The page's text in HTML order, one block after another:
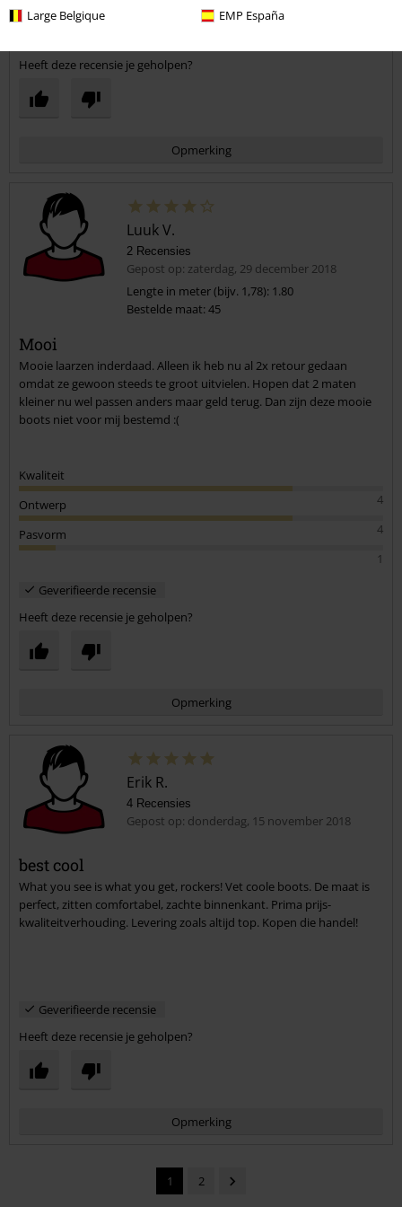
Large Belgique EMP España
Heeft deze recensie je geholpen?
Opmerking
Commentaar versturen
Luuk V.
2 Recensies
Gepost op: zaterdag, 29 december 2018
Lengte in meter (bijv. 1,78): 1.80
Bestelde maat: 45
Mooi
Mooie laarzen inderdaad. Alleen ik heb nu al 2x retour gedaan
omdat ze gewoon steeds te groot uitvielen. Hopen dat 2 maten
kleiner nu wel passen anders maar geld terug. Dan zijn deze mooie
boots niet voor mij bestemd :(
Kwaliteit
4
Ontwerp
4
Pasvorm
1
Geverifieerde recensie
Heeft deze recensie je geholpen?
Opmerking
Commentaar versturen
Erik R.
4 Recensies
Gepost op: donderdag, 15 november 2018
best cool
What you see is what you get, rockers! Vet coole boots. De maat is
perfect, zitten comfortabel, zachte binnenkant. Prima prijs-
kwaliteitverhouding. Levering zoals altijd top. Kopen die handel!
Geverifieerde recensie
Heeft deze recensie je geholpen?
Opmerking
1 2